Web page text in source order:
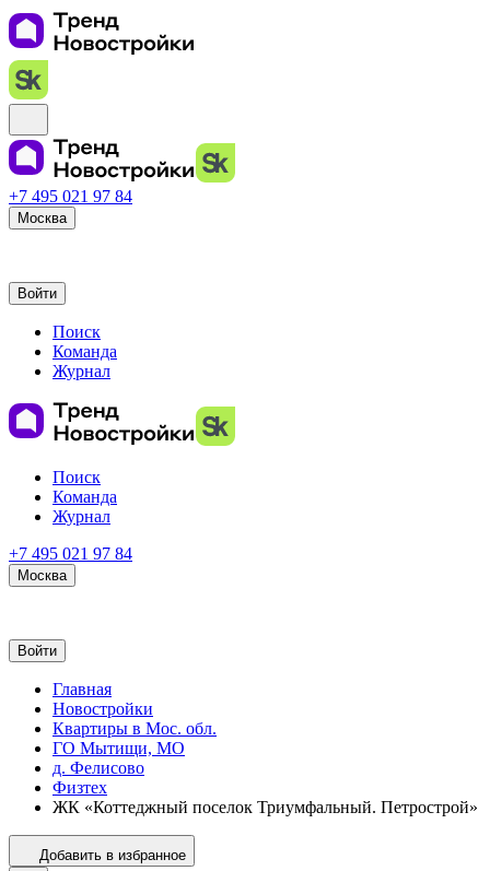
+7 495 021 97 84
Москва
Войти
Поиск
Команда
Журнал
Поиск
Команда
Журнал
+7 495 021 97 84
Москва
Войти
Главная
Новостройки
Квартиры в Мос. обл.
ГО Мытищи, МО
д. Фелисово
Физтех
ЖК «Коттеджный поселок Триумфальный. Петрострой»
Добавить в избранное